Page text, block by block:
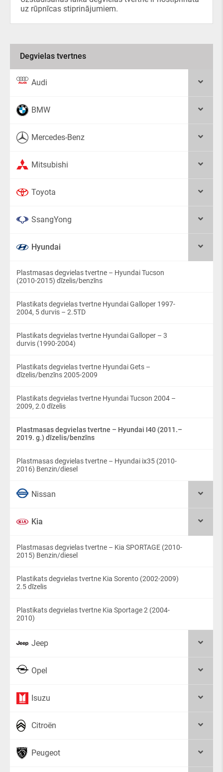
Degvielas tvertnes
Audi
BMW
Mercedes-Benz
Mitsubishi
Toyota
SsangYong
Hyundai
Plastmasas degvielas tvertne – Hyundai Tucson
(2010-2015) dīzelis/benzīns
Plastikats degvielas tvertne Hyundai Galloper 1997-
2004, 5 durvis – 2.5TD
Plastikats degvielas tvertne Hyundai Galloper – 3
durvis (1990-2004)
Plastikats degvielas tvertne Hyundai Gets –
dīzelis/benzīns 2005-2009
Plastikats degvielas tvertne Hyundai Tucson 2004 –
2009, 2.0 dīzelis
Plastmasas degvielas tvertne – Hyundai I40 (2011.–
2019. g.) dīzelis/benzīns
Plastmasas degvielas tvertne – Hyundai ix35 (2010-
2016) Benzin/diesel
Nissan
Kia
Plastmasas degvielas tvertne – Kia SPORTAGE (2010-
2015) Benzin/diesel
Plastikats degvielas tvertne Kia Sorento (2002-2009)
2.5 dīzelis
Plastikats degvielas tvertne Kia Sportage 2 (2004-
2010)
Jeep
Opel
Isuzu
Citroën
Peugeot
uz rūpnīcas stiprinājumiem.